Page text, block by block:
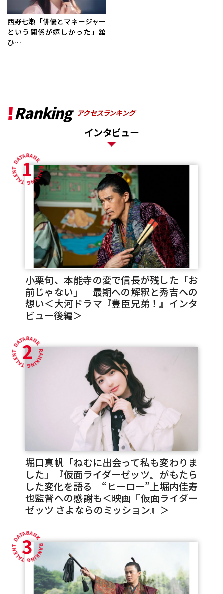
西野七瀬「俳優とマネージャー
という関係が嬉しかった」舘
ひ…
Ranking アクセスランキング
インタビュー
1
小栗旬、本能寺の変で信長が残した「お
前じゃない」 最期への解釈と秀吉への
想い＜大河ドラマ『豊臣兄弟！』インタ
ビュー後編＞
2
堀口真帆「ねむに出会って私も変わりま
した」『仮面ライダーゼッツ』がもたら
した変化を語る “ヒーロー”上堀内佳寿
也監督への感謝も＜映画『仮面ライダー
ゼッツ さよならのミッション』＞
3